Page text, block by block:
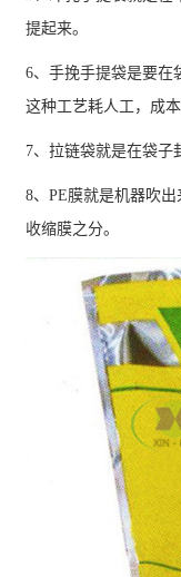
提起来。
6、手挽手提袋是要在
这种工艺耗人工，成本
7、拉链袋就是在袋子
8、PE膜就是机器吹
收缩膜之分。